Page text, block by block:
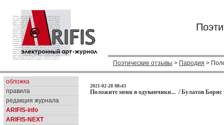
Поэтические отзывы > Пародия >
обложка
правила
редакция журнала
ARIFIS-info
ARIFIS-NEXT
2021-02-28 08:43
Положите меня в одуванчики... / Булатов Борис